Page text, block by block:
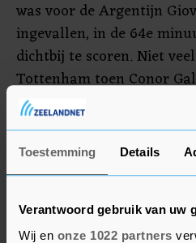
Toestemming Details
Verantwoord gebruik van uw
Wij en onze 1022 partners
was voor de Argentijn
ingevallen, in de 64e
dichtbij te scoren. Niet
Tottenham toen Conor
kant de buitenkant van
minuut viel alsnog de
voorbij de twijfelende